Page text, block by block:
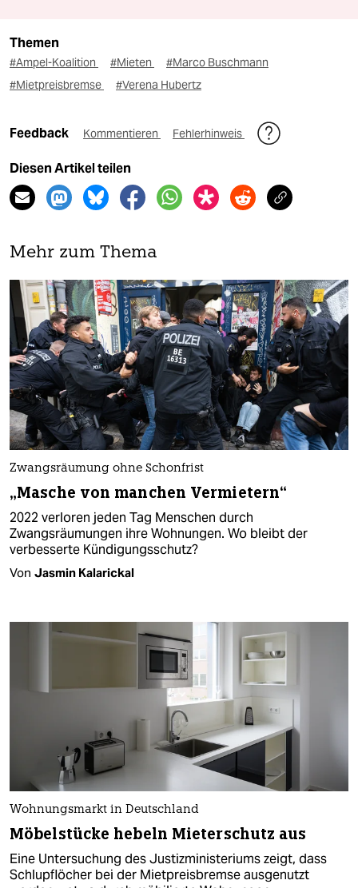
Themen
#Ampel-Koalition #Mieten
#Marco Buschmann
#Mietpreisbremse
#Verena Hubertz
Feedback Kommentieren Fehlerhinweis
Diesen Artikel teilen
Mehr zum Thema
Zwangsräumung ohne Schonfrist
„Masche von manchen Vermietern“
2022 verloren jeden Tag Menschen durch
Zwangsräumungen ihre Wohnungen. Wo bleibt der
verbesserte Kündigungsschutz?
Von Jasmin Kalarickal
Wohnungsmarkt in Deutschland
Möbelstücke hebeln Mieterschutz aus
Eine Untersuchung des Justizministeriums zeigt, dass
Schlupflöcher bei der Mietpreisbremse ausgenutzt